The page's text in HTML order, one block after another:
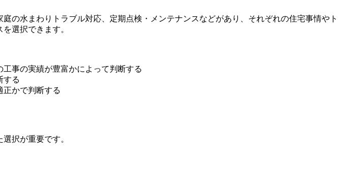
の水まわりトラブル対応、定期点検・メンテナンスなどがあり、それぞれの住宅事情やト
選択できます。
事の実績が豊富かによって判断する
する
正かで判断する
択が重要です。